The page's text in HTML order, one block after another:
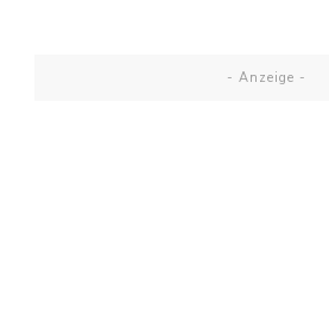
- Anzeige -